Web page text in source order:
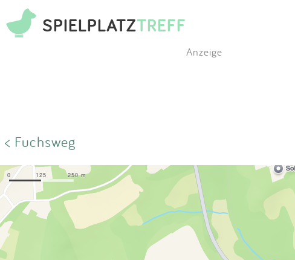
SPIELPLATZTREFF
Anzeige
< Fuchsweg